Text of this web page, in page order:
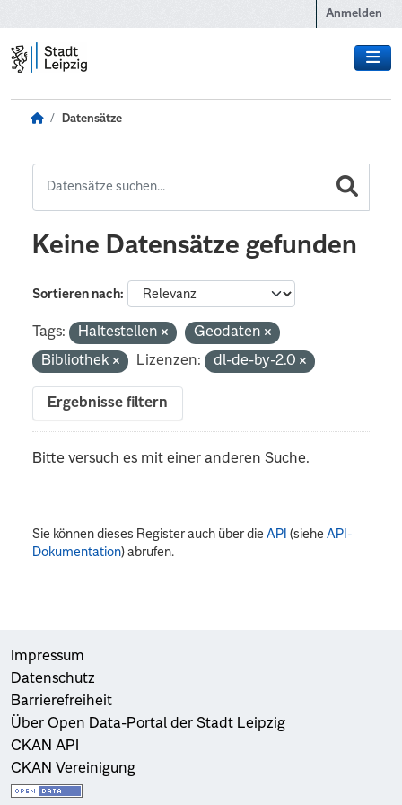
Anmelden
Datensätze
Keine Datensätze gefunden
Sortieren nach
Tags: Haltestellen
Geodaten
Bibliothek
Lizenzen: dl-de-by-2.0
Ergebnisse filtern
Bitte versuch es mit einer anderen Suche.
Sie können dieses Register auch über dieAPI (sieheAPI-
Dokumentation) abrufen.
Impressum
Datenschutz
Barrierefreiheit
Über Open Data-Portal der Stadt Leipzig
CKAN API
CKAN Vereinigung